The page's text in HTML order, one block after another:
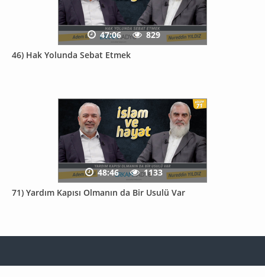
46) Hak Yolunda Sebat Etmek
47:06 829
71) Yardım Kapısı Olmanın da Bir Usulü Var
48:46 1133